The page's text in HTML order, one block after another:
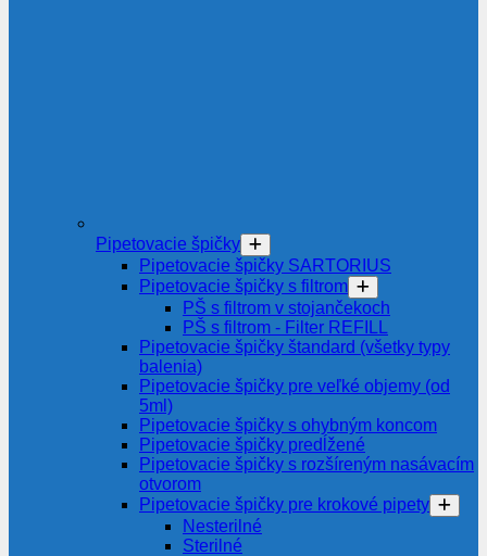
Pipetovacie špičky
Pipetovacie špičky SARTORIUS
Pipetovacie špičky s filtrom
PŠ s filtrom v stojančekoch
PŠ s filtrom - Filter REFILL
Pipetovacie špičky štandard (všetky typy
balenia)
Pipetovacie špičky pre veľké objemy (od
5ml)
Pipetovacie špičky s ohybným koncom
Pipetovacie špičky predĺžené
Pipetovacie špičky s rozšíreným nasávacím
otvorom
Pipetovacie špičky pre krokové pipety
Nesterilné
Sterilné